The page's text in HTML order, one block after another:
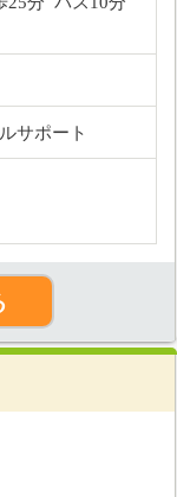
サポート